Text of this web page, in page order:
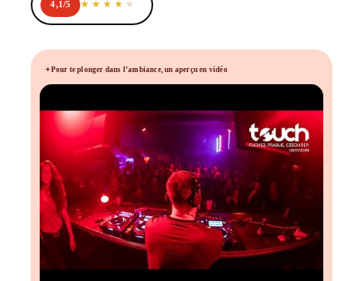
4,1/5
Pour te plonger dans l’ambiance, un aperçu en vidéo